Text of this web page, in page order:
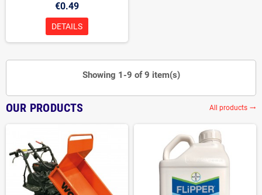
€0.49
DETAILS
Showing 1-9 of 9 item(s)
OUR PRODUCTS All products trending_flat